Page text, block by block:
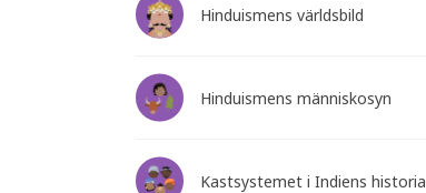
Hinduismens världsbild
Hinduismens människosyn
Kastsystemet i Indiens historia